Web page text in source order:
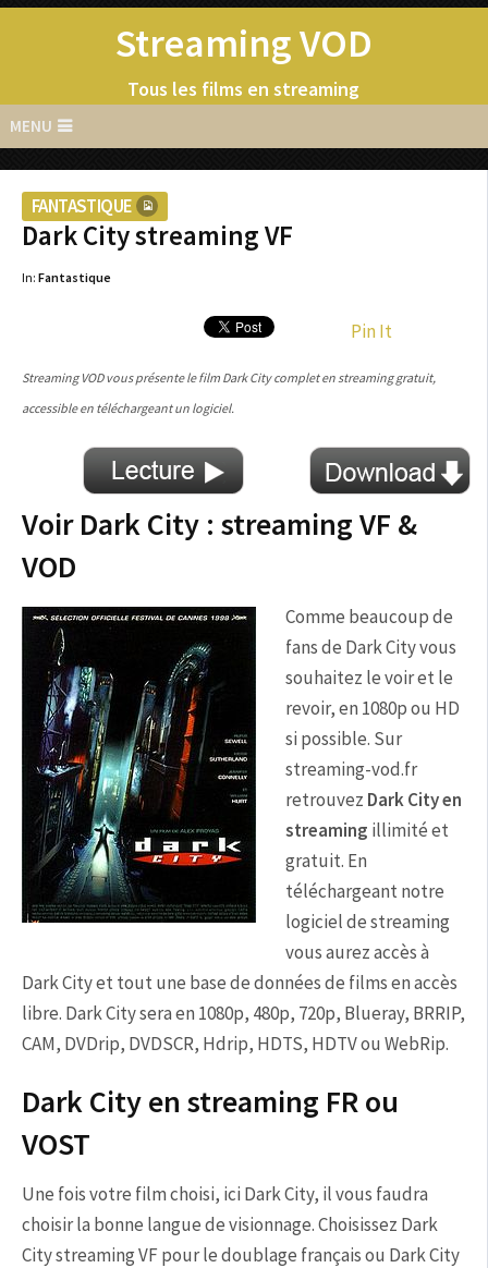
Streaming VOD
Tous les films en streaming
MENU
FANTASTIQUE
Dark City streaming VF
In: Fantastique
Pin It
Streaming VOD vous présente le film Dark City complet en streaming gratuit,
accessible en téléchargeant un logiciel.
Voir Dark City : streaming VF &
VOD
Comme beaucoup de
fans de Dark City vous
souhaitez le voir et le
revoir, en 1080p ou HD
si possible. Sur
streaming-vod.fr
retrouvez Dark City en
streaming illimité et
gratuit. En
téléchargeant notre
logiciel de streaming
vous aurez accès à
Dark City et tout une base de données de films en accès
libre. Dark City sera en 1080p, 480p, 720p, Blueray, BRRIP,
CAM, DVDrip, DVDSCR, Hdrip, HDTS, HDTV ou WebRip.
Dark City en streaming FR ou
VOST
Une fois votre film choisi, ici Dark City, il vous faudra
choisir la bonne langue de visionnage. Choisissez Dark
City streaming VF pour le doublage français ou Dark City